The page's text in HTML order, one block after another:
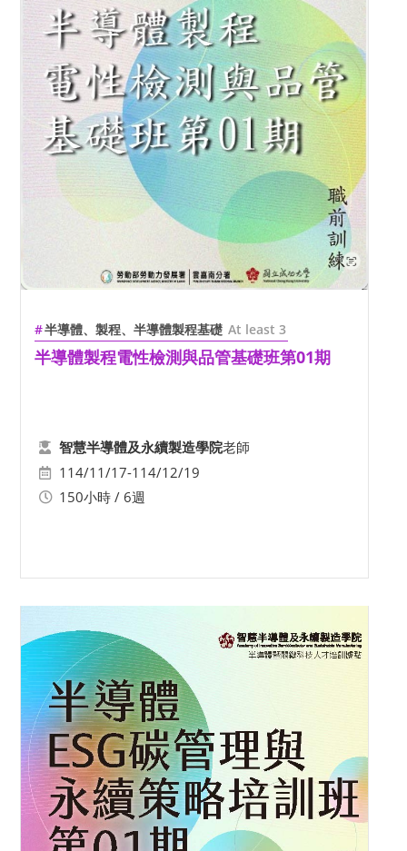
半導體、製程、半導體製程基礎 At least 3
半導體製程電性檢測與品管基礎班第01期
智慧半導體及永續製造學院老師
114/11/17-114/12/19
150小時 / 6週